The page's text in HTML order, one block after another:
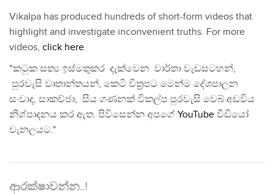
Vikalpa has produced hundreds of short-form videos that
highlight and investigate inconvenient truths. For more
videos, click here.
"කටුක සත්‍ය ඉස්මතුකර දැක්වෙන වාර්තා වැඩසටහන්,
පුරවැසි වෘතාන්තයන්, කෙටි චිත්‍රපට මෙන්ම දේශපාලන
සංවාද, සාකච්ඡා, සිය ගණනක් විකල්ප පුරවැසි වෙබ් අඩවිය
නිශ්පාදනය කර ඇත. පිවිසෙන්න අපගේ YouTube වීඩියෝ
චැනලයට."
ආරක්ෂාවන්න..!